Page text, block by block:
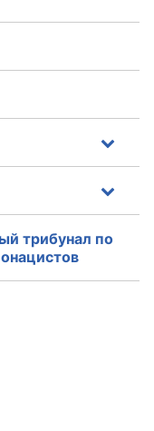
трибунал по